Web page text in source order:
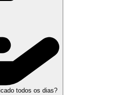
todos os dias?